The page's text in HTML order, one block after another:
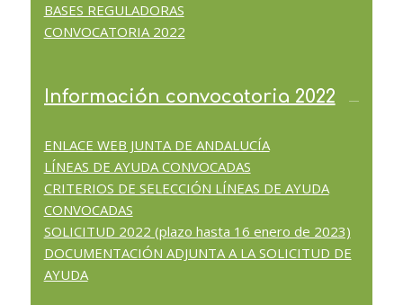
BASES REGULADORAS
CONVOCATORIA 2022
Información convocatoria 2022
ENLACE WEB JUNTA DE ANDALUCÍA
LÍNEAS DE AYUDA CONVOCADAS
CRITERIOS DE SELECCIÓN LÍNEAS DE AYUDA
CONVOCADAS
SOLICITUD 2022 (plazo hasta 16 enero de 2023)
DOCUMENTACIÓN ADJUNTA A LA SOLICITUD DE
AYUDA